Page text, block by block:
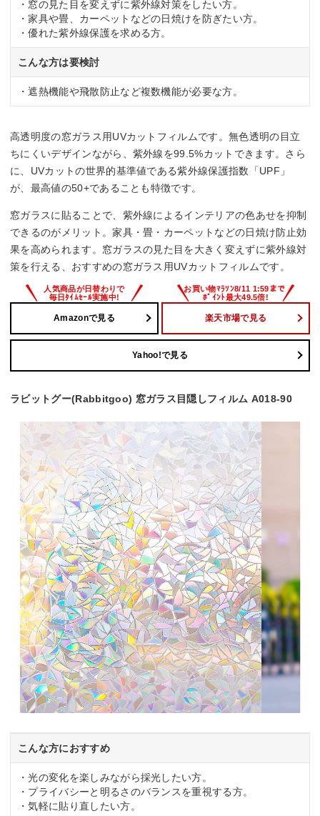
・窓の見た目を変えずに紫外線対策をしたい方。
・家具や畳、カーペットなどの日焼けを防ぎたい方。
・優れた紫外線保護を求める方。
こんな方は要検討
・遮熱機能や飛散防止など複数機能が必要な方。
高透明度の窓ガラス用UVカットフィルムです。無色透明の目立
ちにくいデザインながら、紫外線を99.5%カットできます。さら
に、UVカットの世界的基準値である紫外線保護指数「UPF」
が、最高値の50+であることも特徴です。
窓ガラスに貼ることで、紫外線によるインテリアの色あせを抑制
できるのがメリット。家具・畳・カーペットなどの日焼け防止効
果を高められます。窓ガラスの見た目を大きく変えずに紫外線対
策を行える、おすすめの窓ガラス用UVカットフィルムです。
Amazonで見る 楽天市場で見る
Yahoo!で見る
ラビットグー(Rabbitgoo) 窓ガラス目隠しフィルム A018-90
こんな方におすすめ
・光の変化を楽しみながら採光したい方。
・プライバシーと明るさのバランスを重視する方。
・気軽に貼り直したい方。